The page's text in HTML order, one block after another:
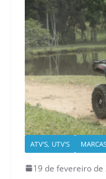
ATV'S, UTV'S MARCAS
19 de fevereiro de